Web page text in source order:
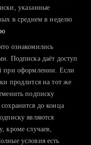
и вручную поднимаете
и оценить шансы
указанные
в среднем в неделю
ознакомились
Подписка даёт доступ
при оформлении. Если
продлится на тот же
подписку
до конца
являются
кроме случаев,
условия есть